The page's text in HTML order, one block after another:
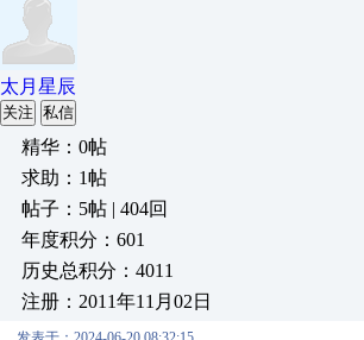
太月星辰
关注 私信
精华：0帖
求助：1帖
帖子：5帖 | 404回
年度积分：601
历史总积分：4011
注册：2011年11月02日